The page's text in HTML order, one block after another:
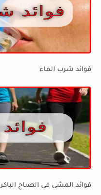
فوائد شرب الماء
فوائد المشي في الصباح الباكر